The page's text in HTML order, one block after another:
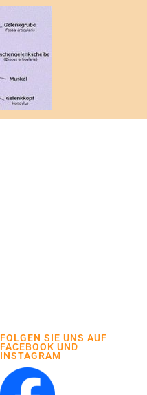
FOLGEN SIE UNS AUF
FACEBOOK UND
INSTAGRAM